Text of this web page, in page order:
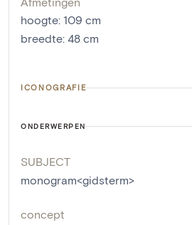
hoogte: 109 cm
breedte: 48 cm
ICONOGRAFIE
ONDERWERPEN
SUBJECT
monogram<gidsterm>
concept